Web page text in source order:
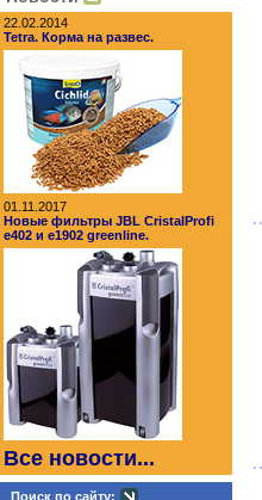
22.02.2014
Tetra. Корма на развес.
01.11.2017
Новые фильтры JBL CristalProfi
e402 и e1902 greenline.
Все новости...
Поиск по сайту: